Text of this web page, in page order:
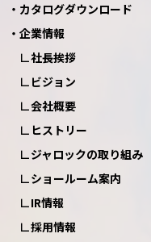
カタログダウンロード
企業情報
社長挨拶
ビジョン
会社概要
ヒストリー
ジャロックの取り組み
ショールーム案内
IR情報
採用情報